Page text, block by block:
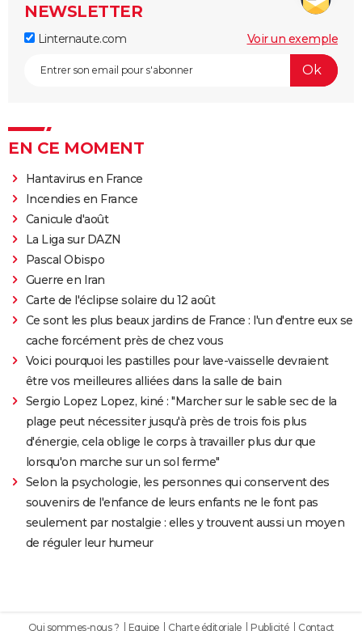
NEWSLETTER
Linternaute.com Voir un exemple
EN CE MOMENT
Hantavirus en France
Incendies en France
Canicule d'août
La Liga sur DAZN
Pascal Obispo
Guerre en Iran
Carte de l'éclipse solaire du 12 août
Ce sont les plus beaux jardins de France : l'un d'entre eux se
cache forcément près de chez vous
Voici pourquoi les pastilles pour lave-vaisselle devraient
être vos meilleures alliées dans la salle de bain
Sergio Lopez Lopez, kiné : "Marcher sur le sable sec de la
plage peut nécessiter jusqu'à près de trois fois plus
d'énergie, cela oblige le corps à travailler plus dur que
lorsqu'on marche sur un sol ferme"
Selon la psychologie, les personnes qui conservent des
souvenirs de l'enfance de leurs enfants ne le font pas
seulement par nostalgie : elles y trouvent aussi un moyen
de réguler leur humeur
Qui sommes-nous ? Equipe Charte éditoriale Publicité Contact